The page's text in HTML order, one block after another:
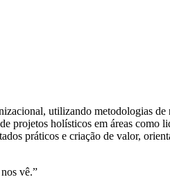
utilizando metodologias
holísticos em áreas como
práticos e criação de valor,
vê.”